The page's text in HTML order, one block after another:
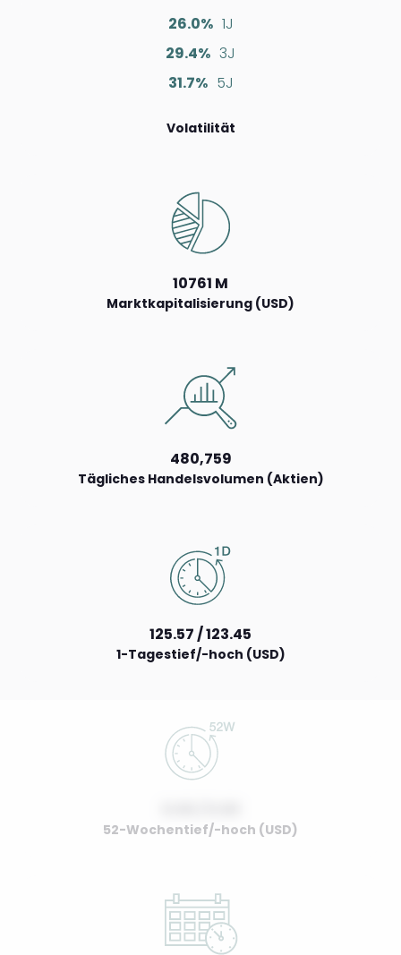
26.0% 1J
29.4% 3J
31.7% 5J
Volatilität
10761 M
Marktkapitalisierung (USD)
480,759
Tägliches Handelsvolumen (Aktien)
125.57 / 123.45
1-Tagestief/-hoch (USD)
52-Wochentief/-hoch (USD)